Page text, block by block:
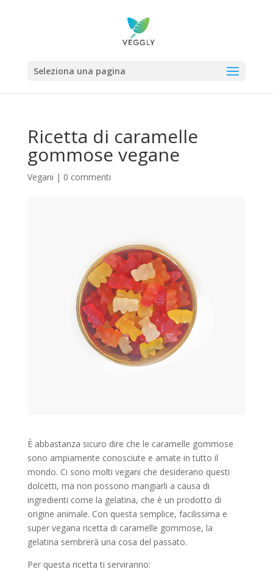
Seleziona una pagina
Ricetta di caramelle
gommose vegane
Vegani | 0 commenti
È abbastanza sicuro dire che le caramelle gommose
sono ampiamente conosciute e amate in tutto il
mondo. Ci sono molti vegani che desiderano questi
dolcetti, ma non possono mangiarli a causa di
ingredienti come la gelatina, che è un prodotto di
origine animale. Con questa semplice, facilissima e
super vegana ricetta di caramelle gommose, la
gelatina sembrerà una cosa del passato.
Per questa ricetta ti serviranno: